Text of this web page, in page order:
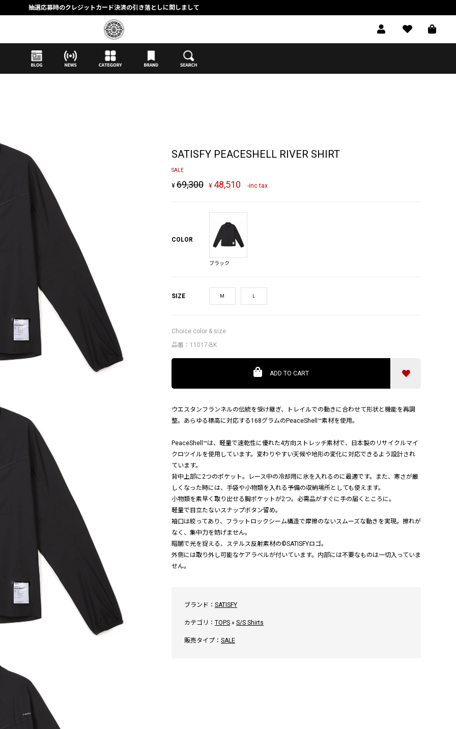
抽選応募時のクレジットカード決済の引き落としに関しまして
【応募前に必ずお読みください】抽選応募に関する注意事項
MORTAR ONLINE STOREの会員に関しまして
SATISFY PEACESHELL RIVER SHIRT
SALE
¥69,300 ¥ 48,510 -inc tax
COLOR
ブラック
SIZE M L
Choice color & size
品番：11017-BK
ADD TO CART
ウエスタンフランネルの伝統を受け継ぎ、トレイルでの動きに合わせて形状と機能を再調
整。あらゆる標高に対応する168グラムのPeaceShell™素材を使用。
PeaceShell™は、軽量で速乾性に優れた4方向ストレッチ素材で、日本製のリサイクルマイ
クロツイルを使用しています。変わりやすい天候や地形の変化に対応できるよう設計され
ています。
背中上部に2つのポケット。レース中の冷却用に氷を入れるのに最適です。また、寒さが厳
しくなった時には、手袋や小物類を入れる予備の収納場所としても使えます。
小物類を素早く取り出せる胸ポケットが2つ。必需品がすぐに手の届くところに。
軽量で目立たないスナップボタン留め。
袖口は絞ってあり、フラットロックシーム構造で摩擦のないスムーズな動きを実現。擦れが
なく、集中力を妨げません。
暗闇で光を捉える、ステルス反射素材の©SATISFYロゴ。
外側には取り外し可能なケアラベルが付いています。内部には不要なものは一切入っていま
せん。
ブランド：SATISFY
カテゴリ：TOPS »S/S Shirts
販売タイプ：SALE